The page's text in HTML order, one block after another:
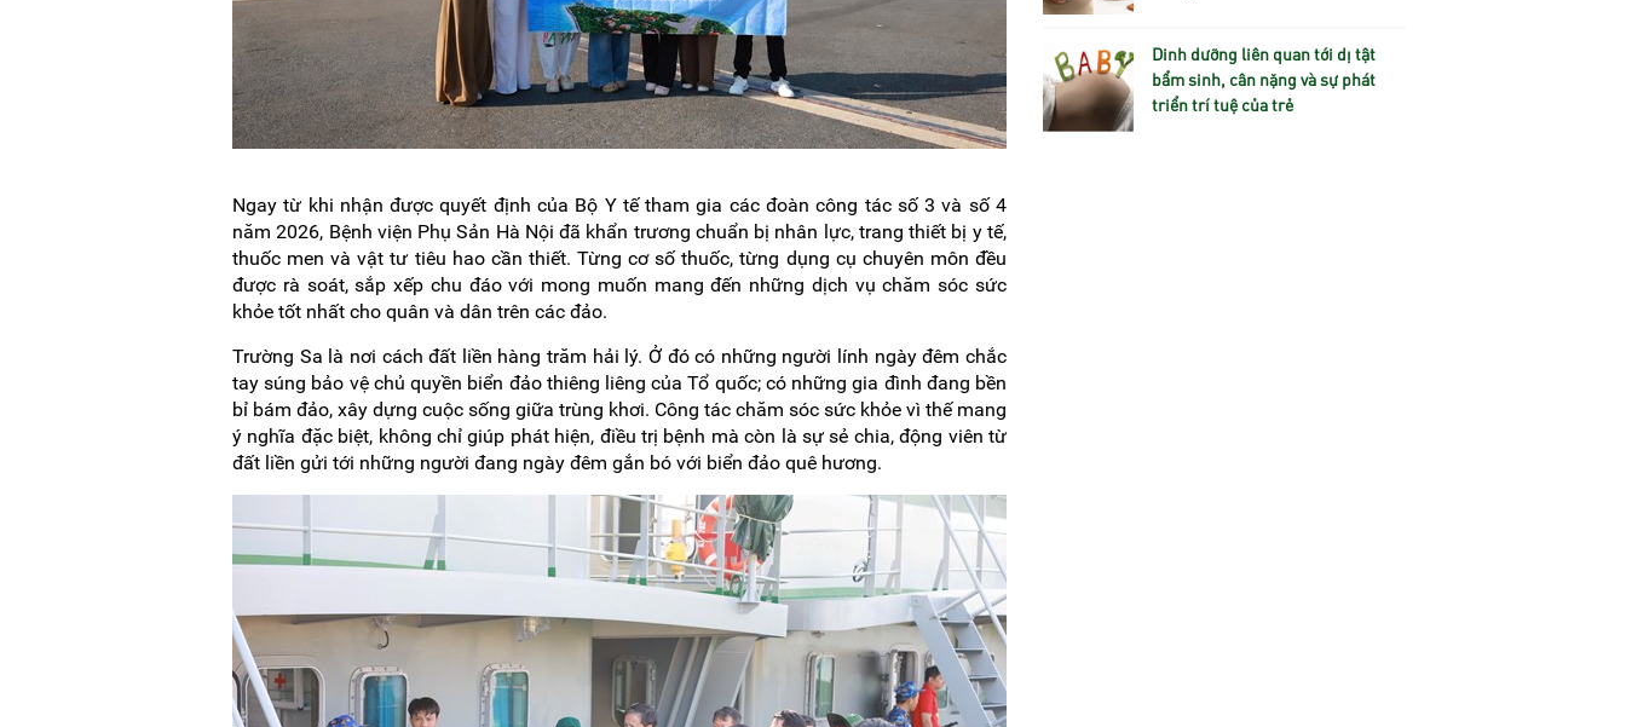
Ngay từ khi nhận được quyết định của Bộ Y tế tham gia các đoàn công tác số 3 và số 4
năm 2026, Bệnh viện Phụ Sản Hà Nội đã khẩn trương chuẩn bị nhân lực, trang thiết bị y tế,
thuốc men và vật tư tiêu hao cần thiết. Từng cơ số thuốc, từng dụng cụ chuyên môn đều
được rà soát, sắp xếp chu đáo với mong muốn mang đến những dịch vụ chăm sóc sức
khỏe tốt nhất cho quân và dân trên các đảo.
Trường Sa là nơi cách đất liền hàng trăm hải lý. Ở đó có những người lính ngày đêm chắc
tay súng bảo vệ chủ quyền biển đảo thiêng liêng của Tổ quốc; có những gia đình đang bền
bỉ bám đảo, xây dựng cuộc sống giữa trùng khơi. Công tác chăm sóc sức khỏe vì thế mang
ý nghĩa đặc biệt, không chỉ giúp phát hiện, điều trị bệnh mà còn là sự sẻ chia, động viên từ
đất liền gửi tới những người đang ngày đêm gắn bó với biển đảo quê hương.
Dinh dưỡng liên quan tới dị tật
bẩm sinh, cân nặng và sự phát
triển trí tuệ của trẻ